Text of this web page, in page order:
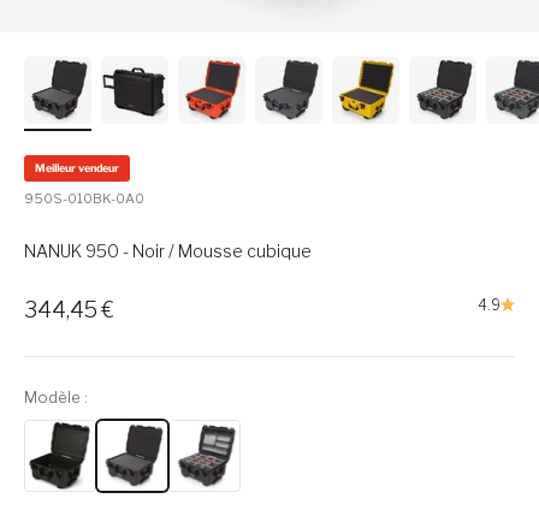
Meilleur vendeur
950S-010BK-0A0
NANUK 950 - Noir / Mousse cubique
4.9
Prix de vente
344,45 €
Modèle :